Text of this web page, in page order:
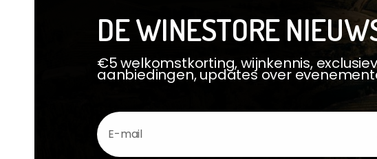
DE WINESTORE
€5 welkomstkorting, wijnkennis,
aanbiedingen, updates over
E-mail